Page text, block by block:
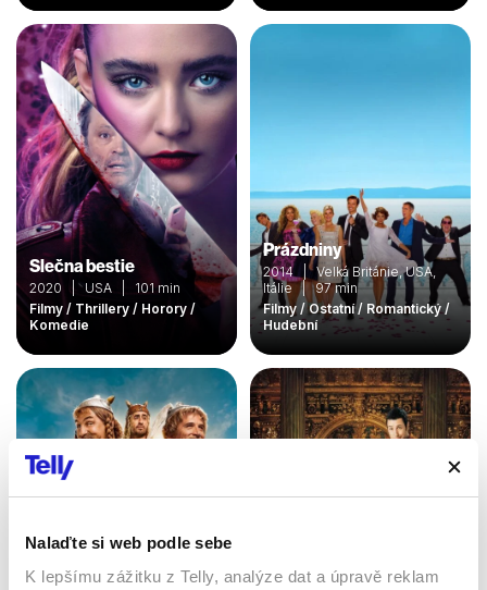
Nalaďte si web podle sebe
K lepšímu zážitku z Telly, analýze dat a úpravě reklam
Slečna bestie
2020 | USA | 101 min
Filmy / Thrillery / Horory /
Komedie
Prázdniny
2014 | Velká Británie, USA,
Itálie | 97 min
Filmy / Ostatní / Romantický /
Hudební
Asterix a Obelix: Ríša